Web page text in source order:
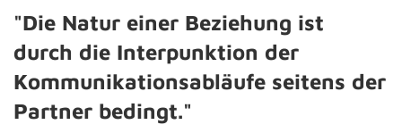
"Die Natur einer Beziehung ist
durch die Interpunktion der
Kommunikationsabläufe seitens der
Partner bedingt."